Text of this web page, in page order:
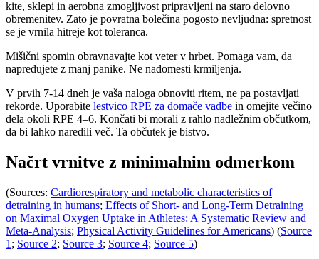
kite, sklepi in aerobna zmogljivost pripravljeni na staro delovno
obremenitev. Zato je povratna bolečina pogosto nevljudna: spretnost
se je vrnila hitreje kot toleranca.
Mišični spomin obravnavajte kot veter v hrbet. Pomaga vam, da
napredujete z manj panike. Ne nadomesti krmiljenja.
V prvih 7-14 dneh je vaša naloga obnoviti ritem, ne pa postavljati
rekorde. Uporabite lestvico RPE za domače vadbe in omejite večino
dela okoli RPE 4–6. Končati bi morali z rahlo nadležnim občutkom,
da bi lahko naredili več. Ta občutek je bistvo.
Načrt vrnitve z minimalnim odmerkom
(Sources: Cardiorespiratory and metabolic characteristics of
detraining in humans; Effects of Short- and Long-Term Detraining
on Maximal Oxygen Uptake in Athletes: A Systematic Review and
Meta-Analysis; Physical Activity Guidelines for Americans) (Source
1 ; Source 2; Source 3; Source 4; Source 5)